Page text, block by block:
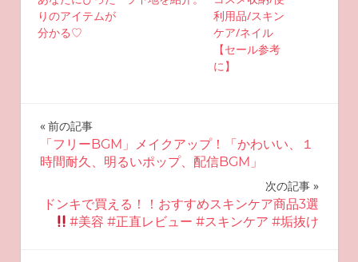
りのアイテムが
分かる♡
利用品/スキン
ケア/ネイル
【セール参考
に】
投
稿
ナ
ビ
前の記事
「フリーBGM」メイクアップ！「かわいい、１
時間耐久、明るいポップ、配信BGM」
次の記事
ドンキで買える！！おすすめスキンケア商品3選
#美容 #正直レビュー #スキンケア #垢抜け